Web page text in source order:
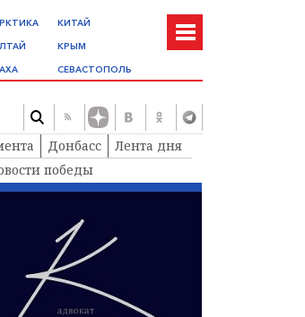
КИТАЙ
КРЫМ
СЕВАСТОПОЛЬ
Донбасс
Лента дня
победы